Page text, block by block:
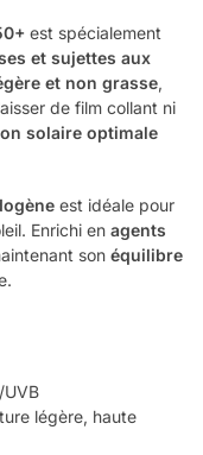
est spécialement
et sujettes aux
et non grasse,
de film collant ni
solaire optimale
est idéale pour
Enrichi en agents
son équilibre
UVB
légère, haute